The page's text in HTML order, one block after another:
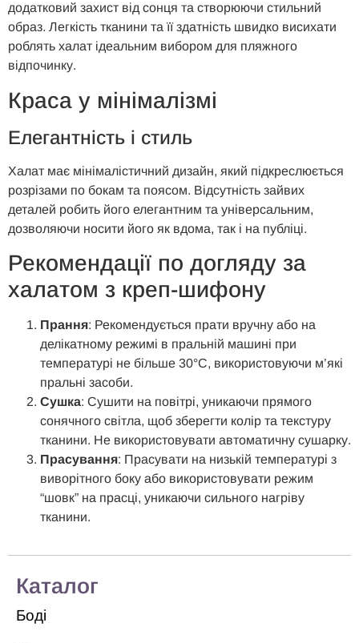
додатковий захист від сонця та створюючи стильний
образ. Легкість тканини та її здатність швидко висихати
роблять халат ідеальним вибором для пляжного
відпочинку.
Краса у мінімалізмі
Елегантність і стиль
Халат має мінімалістичний дизайн, який підкреслюється
розрізами по бокам та поясом. Відсутність зайвих
деталей робить його елегантним та універсальним,
дозволяючи носити його як вдома, так і на публіці.
Рекомендації по догляду за
халатом з креп-шифону
Прання: Рекомендується прати вручну або на
делікатному режимі в пральній машині при
температурі не більше 30°C, використовуючи м’які
пральні засоби.
Сушка: Сушити на повітрі, уникаючи прямого
сонячного світла, щоб зберегти колір та текстуру
тканини. Не використовувати автоматичну сушарку.
Прасування: Прасувати на низькій температурі з
виворітного боку або використовувати режим
“шовк” на прасці, уникаючи сильного нагріву
тканини.
Каталог
Боді